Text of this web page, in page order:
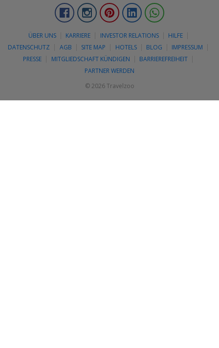
FacebookInstagramPinterestLinkedIn
ÜBER UNS KARRIERE INVESTOR RELATIONS
HILFE
DATENSCHUTZ
AGB SITE MAP HOTELS BLOG
IMPRESSUM
PRESSE
MITGLIEDSCHAFT KÜNDIGEN
BARRIEREFREIHEIT
PARTNER WERDEN
© 2026 Travelzoo